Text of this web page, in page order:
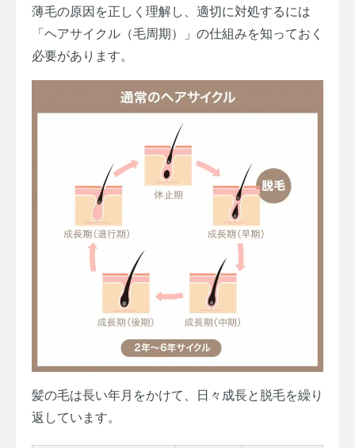
薄毛の原因を正しく理解し、適切に対処するには
「ヘアサイクル（毛周期）」の仕組みを知っておく
必要があります。
髪の毛は長い年月をかけて、日々成長と脱毛を繰り
返しています。